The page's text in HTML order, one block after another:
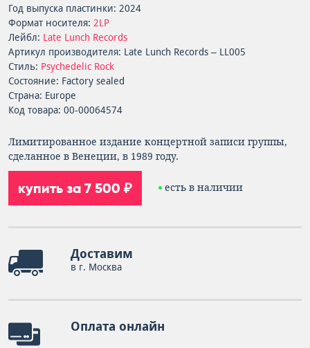
Год выпуска пластинки: 2024
Формат носителя: 2LP
Лейбл: Late Lunch Records
Артикул производителя: Late Lunch Records – LL005
Стиль: Psychedelic Rock
Состояние: Factory sealed
Страна: Europe
Код товара: 00-00064574
Лимитированное издание концертной записи группы,
сделанное в Венеции, в 1989 году.
купить за 7 500 ₽ есть в наличии
Доставим
в г. Москва
Оплата онлайн